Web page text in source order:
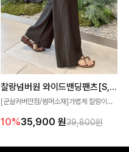
찰랑넘버원 와이드밴딩팬츠[S,M,L사이즈]
[군살커버만점/썸머소재]가볍게 찰랑이는
편안하게 착용하실 수 있는 팬츠입니다 🖤
감 있는 착용감을 더해드려요!
10%35,900 원39,800원